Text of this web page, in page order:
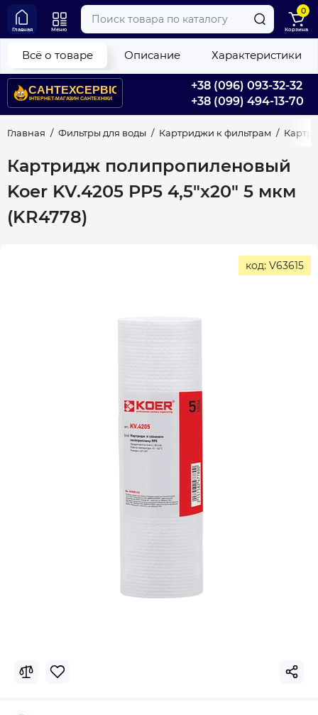
+38 (096) 093-32-32
+38 (099) 494-13-70
Главная Меню
0
Корзина
Главная Фильтры для воды Картриджи к фильтрам
Картридж полипропиленовый
Koer KV.4205 PP5 4,5"x20" 5 мкм
(KR4778)
Всё о товаре Описание Характеристики
код: V63615